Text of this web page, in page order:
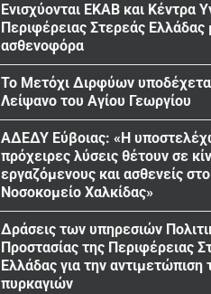
Ενισχύονται ΕΚΑΒ και Κέντρα
Περιφέρειας Στερεάς Ελλάδας
ασθενοφόρα
Το Μετόχι Διρφύων
Λείψανο του Αγίου Γεωργίου
ΑΔΕΔΥ Εύβοιας: «Η
πρόχειρες λύσεις θέτουν σε
εργαζόμενους και ασθενείς στο
Νοσοκομείο Χαλκίδας»
Δράσεις των υπηρεσιών
Προστασίας της Περιφέρειας
Ελλάδας για την αντιμετώπιση
πυρκαγιών